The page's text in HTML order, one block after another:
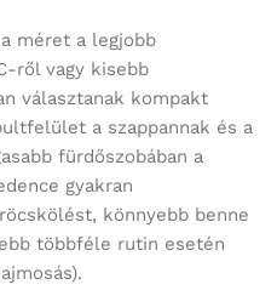
méret a legjobb
ről vagy kisebb
választanak kompakt
a szappannak és a
fürdőszobában a
gyakran
könnyebb benne
többféle rutin esetén